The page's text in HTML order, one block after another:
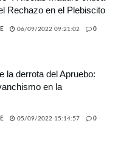
Rechazo en el Plebiscito
06/09/2022 09:21:02 0
la derrota del Apruebo:
en la
05/09/2022 15:14:57 0